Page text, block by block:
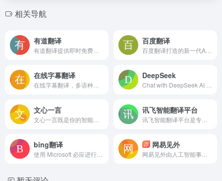
相关导航
有道翻译 百度翻译
在线字幕翻译 DeepSeek
文心一言 讯飞智能翻译平台
bing翻译 荐 网易见外